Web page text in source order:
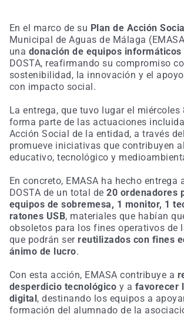
En el marco de su Plan de Acción Social
Municipal de Aguas de Málaga
una donación de equipos informáticos
DOSTA, reafirmando su compromiso
sostenibilidad, la innovación y el
con impacto social.
La entrega, que tuvo lugar el miércoles
forma parte de las actuaciones
Acción Social de la entidad, a través
promueve iniciativas que contribuyen
educativo, tecnológico y
En concreto, EMASA ha hecho entrega
DOSTA de un total de20 ordenadores
equipos de sobremesa, 1 monitor, 1
ratones USB, materiales que habían
obsoletos para los fines operativos de
que podrán ser reutilizados con fines
ánimo de lucro.
Con esta acción, EMASA contribuye a
desperdicio tecnológico y a favorecer
digital , destinando los equipos a
formación del alumnado de la